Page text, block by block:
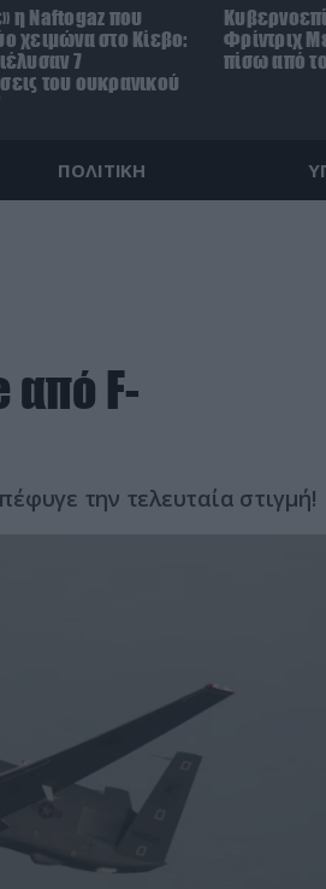
η Naftogaz που
χειμώνα στο Κίεβο:
7
του ουκρανικού
Φρίντριχ
πίσω από
ΠΟΛΙΤΙΚΗ
από F-
την τελευταία στιγμή!